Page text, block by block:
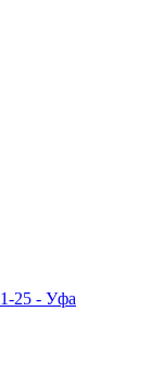
25 - Уфа